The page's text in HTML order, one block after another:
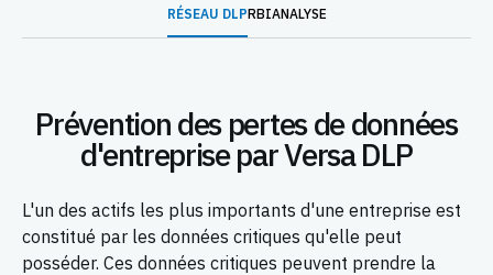
RÉSEAU DLPRBIANALYSE
Prévention des pertes de données
d'entreprise par Versa DLP
L'un des actifs les plus importants d'une entreprise est
constitué par les données critiques qu'elle peut
posséder. Ces données critiques peuvent prendre la